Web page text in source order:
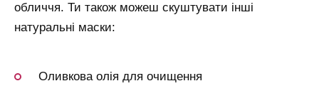
обличчя. Ти також можеш скуштувати інші
натуральні маски:
Оливкова олія для очищення